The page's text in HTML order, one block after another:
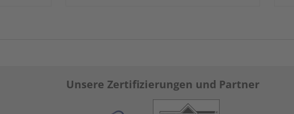
Unsere Zertifizierungen und Partner